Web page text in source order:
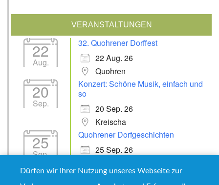
VERANSTALTUNGEN
22
Aug.
32. Quohrener Dorffest
22 Aug. 26
Quohren
20
Sep.
Konzert: Schöne Musik, einfach und
so
20 Sep. 26
Kreischa
25
Sep.
Quohrener Dorfgeschichten
25 Sep. 26
Dürfen wir Ihrer Nutzung unseres Webseite zur